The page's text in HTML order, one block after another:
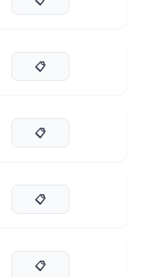
📋
📋
📋
📋